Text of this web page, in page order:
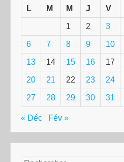
L
M M J V
1 2 3
6 7 8 9 10
13 14 15 16 17
20 21 22 23 24
27 28 29 30 31
« Déc Fév »